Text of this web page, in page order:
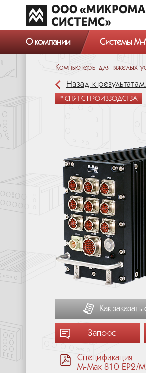
О компании Системы M-
Компьютеры для тяжелых
Назад к
* СНЯТ С ПРОИЗВОДСТВА
Как
Запрос
Спецификация
M-Max 810 EP2/